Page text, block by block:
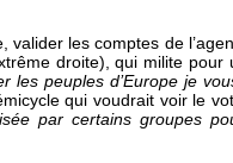
valider les comptes de
droite), qui milite
les peuples d’Europe je
qui voudrait voir le
par certains groupes